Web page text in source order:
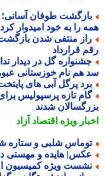
طوفان آسانی؛
را به خود امیدوار کرد
منتفی شدن بازگشت
قرارداد
گل در دیدار
هم نام خوزستانی عبور
پرگل آبی های پایتخت
تازه پرسپولیس برای
شدند
ویژهاقتصاد آزاد
شلبی و ستاره شماره 10
هایده و مهستی در